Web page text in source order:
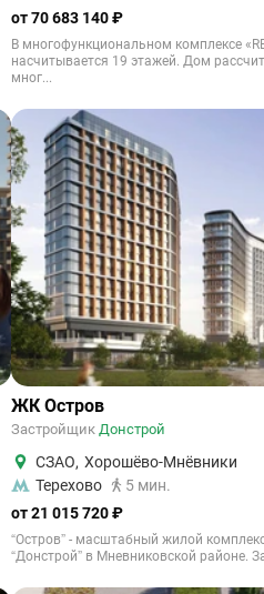
от 70 683 140 ₽
В многофункциональном комплексе
насчитывается 19 этажей. Дом
мног...
ЖК Остров
Застройщик Донстрой
СЗАО, Хорошёво-Мнёвники
Терехово
5 мин.
от 21 015 720 ₽
“Остров” - масштабный жилой
“Донстрой” в Мневниковской районе.